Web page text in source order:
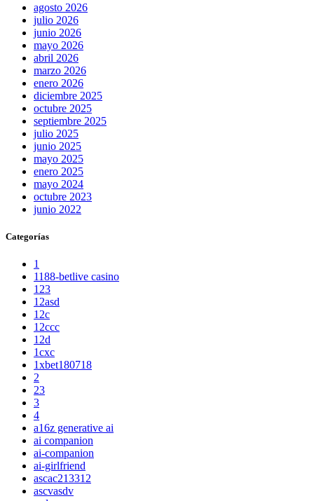
agosto 2026
julio 2026
junio 2026
mayo 2026
abril 2026
marzo 2026
enero 2026
diciembre 2025
octubre 2025
septiembre 2025
julio 2025
junio 2025
mayo 2025
enero 2025
mayo 2024
octubre 2023
junio 2022
Categorías
1
1188-betlive casino
123
12asd
12c
12ccc
12d
1cxc
1xbet180718
2
23
3
4
a16z generative ai
ai companion
ai-companion
ai-girlfriend
ascac213312
ascvasdv